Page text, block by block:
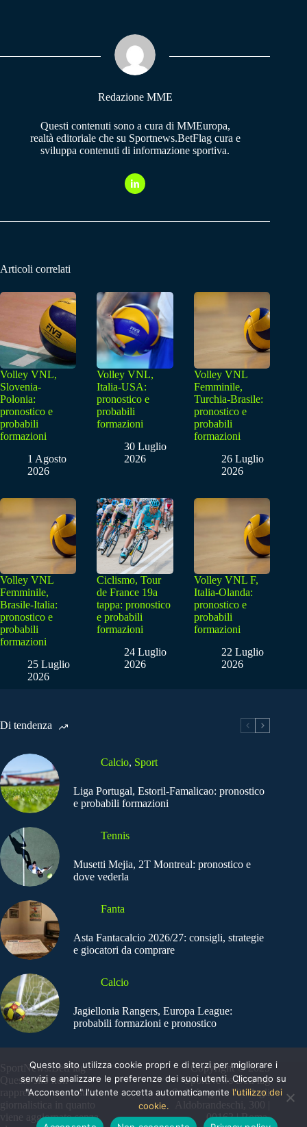
pp m
Redazione MME
Questi contenuti sono a cura di MMEuropa,
realtà editoriale che su Sportnews.BetFlag cura e
sviluppa contenuti di informazione sportiva.
Articoli correlati
Volley VNL,
Slovenia-
Polonia:
pronostico e
probabili
formazioni
1 Agosto
2026
Volley VNL,
Italia-USA:
pronostico e
probabili
formazioni
30 Luglio
2026
Volley VNL
Femminile,
Turchia-Brasile:
pronostico e
probabili
formazioni
26 Luglio
2026
Volley VNL
Femminile,
Brasile-Italia:
pronostico e
probabili
formazioni
25 Luglio
2026
Ciclismo, Tour
de France 19a
tappa: pronostico
e probabili
formazioni
24 Luglio
2026
Volley VNL F,
Italia-Olanda:
pronostico e
probabili
formazioni
22 Luglio
2026
Di tendenza
Calcio, Sport
Liga Portugal, Estoril-Famalicao: pronostico
e probabili formazioni
Tennis
Musetti Mejia, 2T Montreal: pronostico e
dove vederla
Fanta
Asta Fantacalcio 2026/27: consigli, strategie
e giocatori da comprare
Calcio
Jagiellonia Rangers, Europa League:
probabili formazioni e pronostico
SportNews.BetFlag -
Questo sito non
rappresenta una testata
giornalistica in quanto
viene aggiornato senza
Copyright © 2025
SportNews BetFlag
Sede Legale: Via degli
Aldobrandeschi, 300 |
00163 | Roma
Questo sito utilizza cookie propri e di terzi per migliorare i
servizi e analizzare le preferenze dei suoi utenti. Cliccando su
"Acconsento" l'utente accetta automaticamente l'utilizzo dei
cookie.